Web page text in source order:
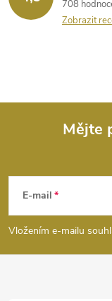
708
Zobrazit
p
a
Mějte
E-mail
Vložením e-mailu